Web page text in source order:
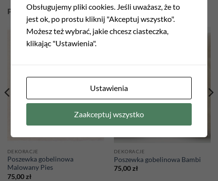
PODOBNE PRODUKTY
DEKORACJE
Poszewka gobelinowa
Malowany Pies
75,00zł
DEKORACJE
Poszewka gobelinowa Bambi
75,00zł
Obsługujemy pliki cookies. Jeśli uważasz, że to
jest ok, po prostu kliknij "Akceptuj wszystko".
Możesz też wybrać, jakie chcesz ciasteczka,
klikając "Ustawienia".
Ustawienia
Zaakceptuj wszystko